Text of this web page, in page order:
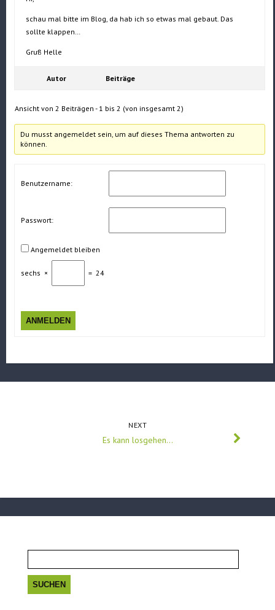
schau mal bitte im Blog, da hab ich so etwas mal gebaut. Das
sollte klappen…
Gruß Helle
Autor Beiträge
Ansicht von 2 Beiträgen - 1 bis 2 (von insgesamt 2)
Du musst angemeldet sein, um auf dieses Thema antworten zu
können.
Benutzername:
Passwort:
Angemeldet bleiben
sechs × = 24
ANMELDEN
NEXT
Es kann losgehen…